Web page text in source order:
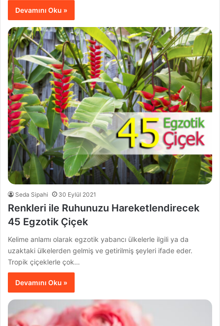
Devamını Oku »
Seda Sipahi 30 Eylül 2021
Renkleri ile Ruhunuzu Hareketlendirecek
45 Egzotik Çiçek
Kelime anlamı olarak egzotik yabancı ülkelerle ilgili ya da
uzaktaki ülkelerden gelmiş ve getirilmiş şeyleri ifade eder.
Tropik çiçeklerle çok…
Devamını Oku »